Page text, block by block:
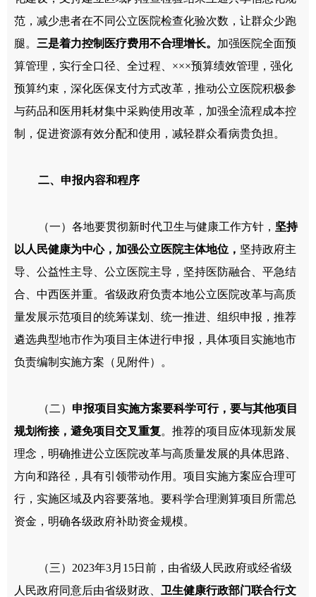
范，减少患者在不同公立医院检查化验次数，让群众少跑
腿。 三是着力控制医疗费用不合理增长。 加强医院全面预
算管理，实行全口径、全过程、×××预算绩效管理，强化
预算约束，深化医保支付方式改革，推动公立医院积极参
与药品和医用耗材集中采购使用改革，加强全流程成本控
制，促进资源有效分配和使用，减轻群众看病贵负担。
二、申报内容和程序
（一）各地要贯彻新时代卫生与健康工作方针， 坚持
以人民健康为中心，加强公立医院主体地位， 坚持政府主
导、公益性主导、公立医院主导，坚持医防融合、平急结
合、中西医并重。省级政府负责本地公立医院改革与高质
量发展示范项目的统筹谋划、统一推进、组织申报，推荐
遴选典型地市作为项目主体进行申报，具体项目实施地市
负责编制实施方案（见附件）。
（二） 申报项目实施方案要科学可行，要与其他项目
规划衔接，避免项目交叉重复。推荐的项目应体现新发展
理念，明确推进公立医院改革与高质量发展的具体思路、
方向和路径，具有引领带动作用。项目实施方案应合理可
行，实施区域及内容要落地。要科学合理测算项目所需总
资金，明确各级政府补助资金规模。
（三）2023年3月15日前，由省级人民政府或经省级
人民政府同意后由省级财政、 卫生健康行政部门联合行文